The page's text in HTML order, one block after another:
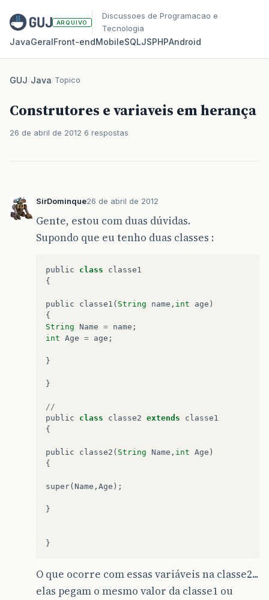
ARQUIVO
Discussoes de Programacao e
Tecnologia
JavaGeralFront‑endMobileSQLJSPHPAndroid
GUJ/Java/Topico
Construtores e variaveis em herança
26 de abril de 2012 6 respostas
SirDominque26 de abril de 2012
Gente, estou com duas dúvidas.
Supondo que eu tenho duas classes :
public class
classe1
{
public classe1 ( String name , int age )
{
String Name = name ;
int Age = age ;
}
}
//
public
class classe2 extends
classe1
{
public classe2 ( String Name , int Age )
{
super( Name , Age );
}
}
O que ocorre com essas variáveis na classe2...
elas pegam o mesmo valor da classe1 ou